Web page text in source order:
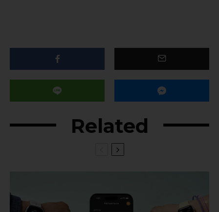
Related